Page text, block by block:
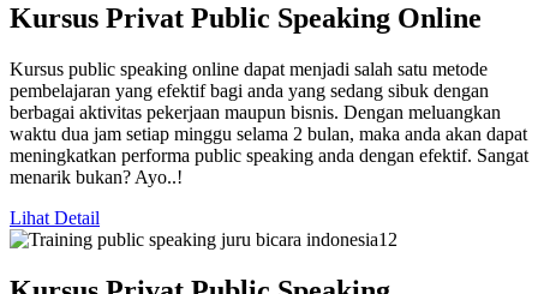
Kursus Privat Public Speaking Online
Kursus public speaking online dapat menjadi salah satu metode
pembelajaran yang efektif bagi anda yang sedang sibuk dengan
berbagai aktivitas pekerjaan maupun bisnis. Dengan meluangkan
waktu dua jam setiap minggu selama 2 bulan, maka anda akan dapat
meningkatkan performa public speaking anda dengan efektif. Sangat
menarik bukan? Ayo..!
Lihat Detail